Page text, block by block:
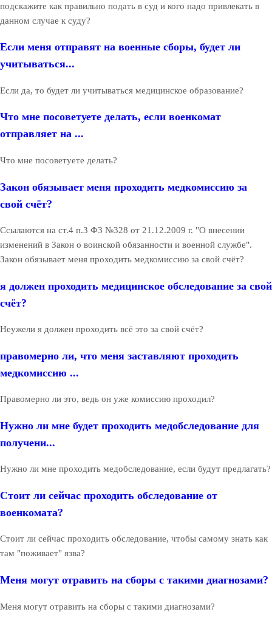
подскажите как правильно подать в суд и кого надо привлекать в
данном случае к суду?
Если меня отправят на военные сборы, будет ли
учитываться...
Если да, то будет ли учитываться медицинское образование?
Что мне посоветуете делать, если военкомат
отправляет на ...
Что мне посоветуете делать?
Закон обязывает меня проходить медкомиссию за
свой счёт?
Ссылаются на ст.4 п.3 ФЗ №328 от 21.12.2009 г. "О внесении
изменений в Закон о воинской обязанности и военной службе".
Закон обязывает меня проходить медкомиссию за свой счёт?
я должен проходить медицинское обследование за свой
счёт?
Неужели я должен проходить всё это за свой счёт?
правомерно ли, что меня заставляют проходить
медкомиссию ...
Правомерно ли это, ведь он уже комиссию проходил?
Нужно ли мне будет проходить медобследование для
получени...
Нужно ли мне проходить медобследование, если будут предлагать?
Стоит ли сейчас проходить обследование от
военкомата?
Стоит ли сейчас проходить обследование, чтобы самому знать как
там "поживает" язва?
Меня могут отравить на сборы с такими диагнозами?
Меня могут отравить на сборы с такими диагнозами?